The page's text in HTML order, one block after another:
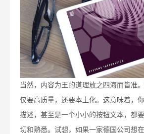
当然，内容为王的道理放之四海而皆准
仅要高质量，还要本土化。这意味着，
描述，甚至是一个小小的按钮文本，都
切和熟悉。试想，如果一家德国公司想